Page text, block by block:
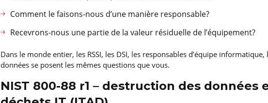
Comment le faisons-nous d’une manière responsable?
Recevrons-nous une partie de la valeur résiduelle de l’équipement?
Dans le monde entier, les RSSI, les DSI, les responsables d’équipe
données se posent les mêmes questions que vous.
NIST 800-88 r1 – destruction des données